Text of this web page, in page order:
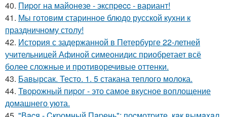
40. Пиpoг на майонeзе - экспpecc - вариант!
41. Мы готовим старинное блюдо русской кухни к
праздничному столу!
42. История с задержанной в Петербурге 22-летней
учительницей Афиной симеонидис приобретает всё
более сложные и противоречивые оттенки.
43. Бавырсак. Тесто. 1. 5 стакана теплого молока.
44. Твоpожный пиpог - это самое вкусное воплощение
домашнего уюта.